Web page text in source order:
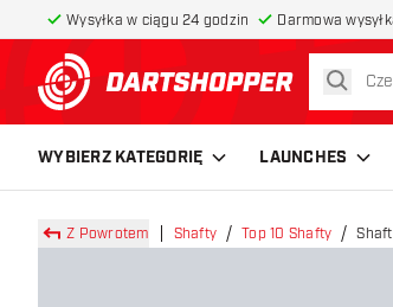
Wysyłka w ciągu 24 godzin Darmowa
powrót do strony głównej
szukaj
WYBIERZ KATEGORIĘ LAUNCHES
Z Powrotem Shafty Top 10 Shafty